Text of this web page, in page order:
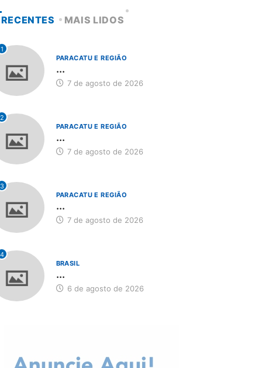
RECENTES MAIS LIDOS
1
PARACATU E REGIÃO
...
7 de agosto de 2026
2
PARACATU E REGIÃO
...
7 de agosto de 2026
3
PARACATU E REGIÃO
...
7 de agosto de 2026
4
BRASIL
...
6 de agosto de 2026